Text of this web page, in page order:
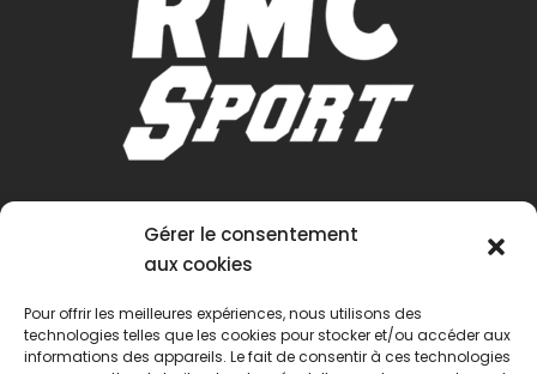
Gérer le consentement
aux cookies
Pour offrir les meilleures expériences, nous utilisons des
technologies telles que les cookies pour stocker et/ou accéder aux
informations des appareils. Le fait de consentir à ces technologies